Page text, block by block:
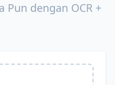
Pun dengan OCR +